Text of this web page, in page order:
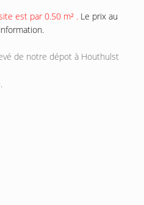
est par 0.50 m² . Le prix au
de notre dépot à Houthulst